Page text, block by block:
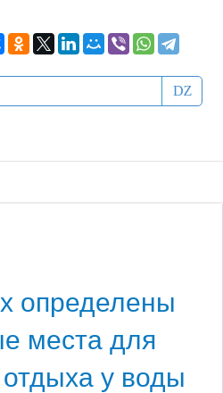
определены
места для
отдыха у воды